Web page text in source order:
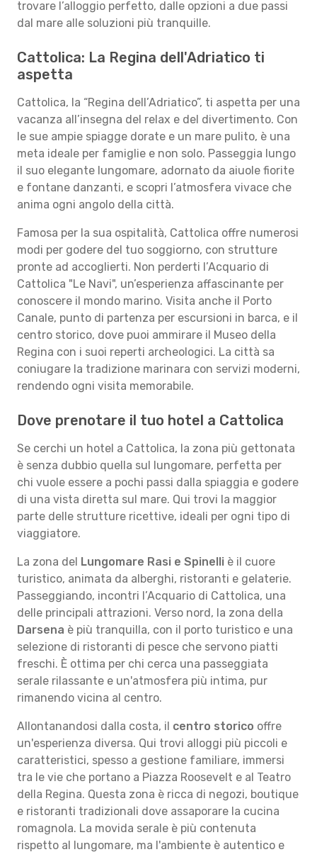
trovare l’alloggio perfetto, dalle opzioni a due passi
dal mare alle soluzioni più tranquille.
Cattolica: La Regina dell'Adriatico ti
aspetta
Cattolica, la “Regina dell’Adriatico”, ti aspetta per una
vacanza all’insegna del relax e del divertimento. Con
le sue ampie spiagge dorate e un mare pulito, è una
meta ideale per famiglie e non solo. Passeggia lungo
il suo elegante lungomare, adornato da aiuole fiorite
e fontane danzanti, e scopri l’atmosfera vivace che
anima ogni angolo della città.
Famosa per la sua ospitalità, Cattolica offre numerosi
modi per godere del tuo soggiorno, con strutture
pronte ad accoglierti. Non perderti l’Acquario di
Cattolica "Le Navi", un’esperienza affascinante per
conoscere il mondo marino. Visita anche il Porto
Canale, punto di partenza per escursioni in barca, e il
centro storico, dove puoi ammirare il Museo della
Regina con i suoi reperti archeologici. La città sa
coniugare la tradizione marinara con servizi moderni,
rendendo ogni visita memorabile.
Dove prenotare il tuo hotel a Cattolica
Se cerchi un hotel a Cattolica, la zona più gettonata
è senza dubbio quella sul lungomare, perfetta per
chi vuole essere a pochi passi dalla spiaggia e godere
di una vista diretta sul mare. Qui trovi la maggior
parte delle strutture ricettive, ideali per ogni tipo di
viaggiatore.
La zona del Lungomare Rasi e Spinelli è il cuore
turistico, animata da alberghi, ristoranti e gelaterie.
Passeggiando, incontri l’Acquario di Cattolica, una
delle principali attrazioni. Verso nord, la zona della
Darsena è più tranquilla, con il porto turistico e una
selezione di ristoranti di pesce che servono piatti
freschi. È ottima per chi cerca una passeggiata
serale rilassante e un'atmosfera più intima, pur
rimanendo vicina al centro.
Allontanandosi dalla costa, il centro storico offre
un'esperienza diversa. Qui trovi alloggi più piccoli e
caratteristici, spesso a gestione familiare, immersi
tra le vie che portano a Piazza Roosevelt e al Teatro
della Regina. Questa zona è ricca di negozi, boutique
e ristoranti tradizionali dove assaporare la cucina
romagnola. La movida serale è più contenuta
rispetto al lungomare, ma l'ambiente è autentico e